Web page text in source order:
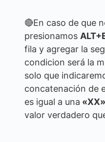
🔴En caso de que
presionamos
fila y agregar la
condicion será la
solo que
concatenación de
es igual a una «XX»
valor verdadero